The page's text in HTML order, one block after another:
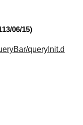
06/15)
queryInit.d